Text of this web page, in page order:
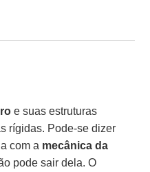
e suas estruturas
rígidas. Pode-se dizer
com a mecânica da
pode sair dela. O